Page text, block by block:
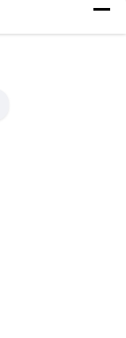
hybrides de
0.67A des